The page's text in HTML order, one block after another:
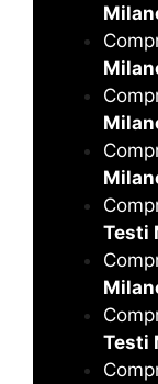
Testi
Testi